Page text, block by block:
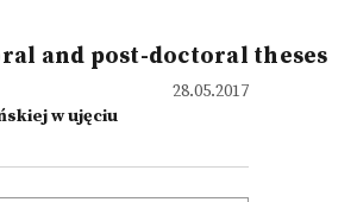
and post-doctoral theses
28.05.2017
w ujęciu